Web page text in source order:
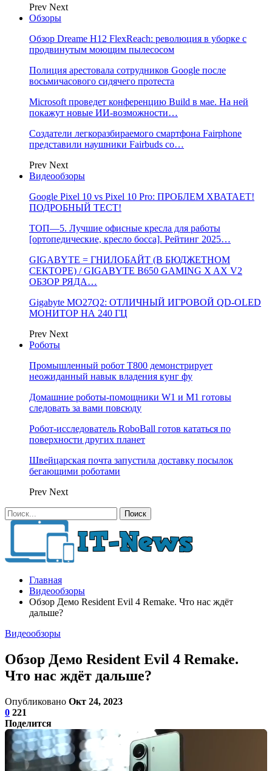
Prev Next
Обзоры
Обзор Dreame H12 FlexReach: революция в уборке с
продвинутым моющим пылесосом
Полиция арестовала сотрудников Google после
восьмичасового сидячего протеста
Microsoft проведет конференцию Build в мае. На ней
покажут новые ИИ-возможности…
Создатели легкоразбираемого смартфона Fairphone
представили наушники Fairbuds со…
Prev Next
Видеообзоры
Google Pixel 10 vs Pixel 10 Pro: ПРОБЛЕМ ХВАТАЕТ!
ПОДРОБНЫЙ ТЕСТ!
ТОП—5. Лучшие офисные кресла для работы
[ортопедические, кресло босса]. Рейтинг 2025…
GIGABYTE = ГНИЛОБАЙТ (В БЮДЖЕТНОМ
СЕКТОРЕ) / GIGABYTE B650 GAMING X AX V2
ОБЗОР РЯДА…
Gigabyte MO27Q2: ОТЛИЧНЫЙ ИГРОВОЙ QD-OLED
МОНИТОР НА 240 ГЦ
Prev Next
Роботы
Промышленный робот Т800 демонстрирует
неожиданный навык владения кунг фу
Домашние роботы-помощники W1 и M1 готовы
следовать за вами повсюду
Робот-исследователь RoboBall готов кататься по
поверхности других планет
Швейцарская почта запустила доставку посылок
бегающими роботами
Prev Next
Главная
Видеообзоры
Обзор Демо Resident Evil 4 Remake. Что нас ждёт
дальше?
Видеообзоры
Обзор Демо Resident Evil 4 Remake.
Что нас ждёт дальше?
Опубликовано Окт 24, 2023
0 221
Поделится